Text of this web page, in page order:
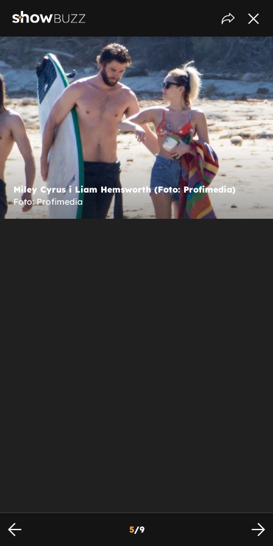
Miley Cyrus i Liam Hemsworth (Foto: Profimedia)
Foto: Profimedia
5/9